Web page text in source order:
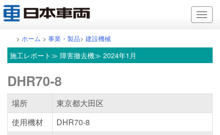
> ホーム > 事業・製品> 建設機械
施工レポート≫ 障害撤去機≫ 2024年1月
DHR70-8
場所
東京都大田区
使用機材
DHR70-8